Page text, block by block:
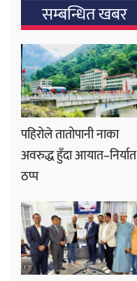
सम्बन्धित खबर
पहिरोले तातोपानी नाका
अवरुद्ध हुँदा आयात–निर्यात
ठप्प